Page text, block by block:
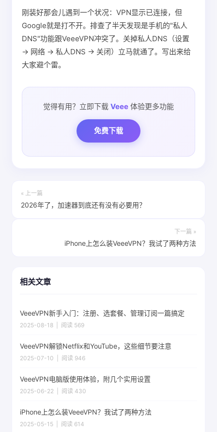
刚装好那会儿遇到一个状况：VPN显示已连接，但
Google就是打不开。排查了半天发现是手机的"私人
DNS"功能跟VeeeVPN冲突了。关掉私人DNS（设置
→ 网络 → 私人DNS → 关闭）立马就通了。写出来给
大家避个雷。
觉得有用？立即下载 Veee 体验更多功能
免费下载
« 上一篇
2026年了，加速器到底还有没有必要用？
下一篇 »
iPhone上怎么装VeeeVPN？我试了两种方法
相关文章
VeeeVPN新手入门：注册、选套餐、管理订阅一篇搞定
2025-08-18 | 阅读 569
VeeeVPN解锁Netflix和YouTube，这些细节要注意
2025-07-10 | 阅读 946
VeeeVPN电脑版使用体验，附几个实用设置
2025-06-22 | 阅读 430
iPhone上怎么装VeeeVPN？我试了两种方法
2025-05-15 | 阅读 614